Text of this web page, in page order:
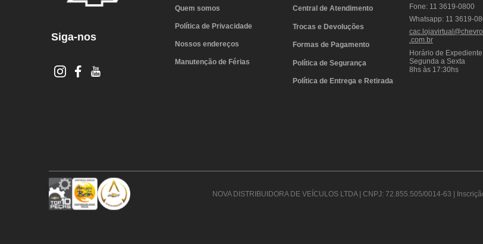
Siga-nos
Quem somos
Política de Privacidade
Nossos endereços
Manutenção de Férias
Central de Atendimento
Trocas e Devoluções
Formas de Pagamento
Política de Segurança
Política de Entrega e Retirada
Fone: 11 3619-0800
Whatsapp: 11 3619-
.com.br
Horário de
Segunda a Sexta
8hs às 17:30hs
NOVA DISTRIBUIDORA DE VEÍCULOS LTDA | CNPJ: 72.855.505/0014-63 |